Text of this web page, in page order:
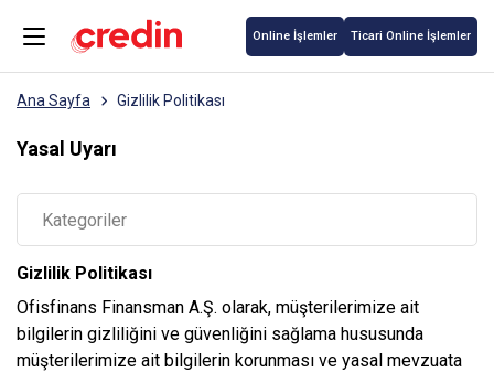
Online İşlemler Ticari Online İşlemler
Ana Sayfa Gizlilik Politikası
Yasal Uyarı
Kategoriler
Gizlilik Politikası
Ofisfinans Finansman A.Ş. olarak, müşterilerimize ait
bilgilerin gizliliğini ve güvenliğini sağlama hususunda
müşterilerimize ait bilgilerin korunması ve yasal mevzuata